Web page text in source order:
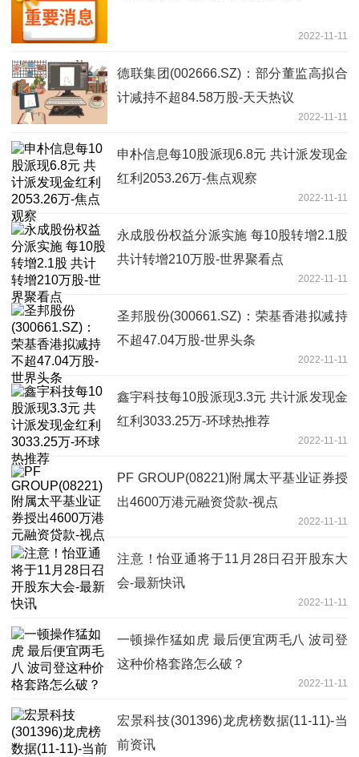
2022-11-11
德联集团(002666.SZ)：部分董监高拟合
计减持不超84.58万股-天天热议
2022-11-11
申朴信息每10股派现6.8元 共计派发现金
红利2053.26万-焦点观察
2022-11-11
永成股份权益分派实施 每10股转增2.1股
共计转增210万股-世界聚看点
2022-11-11
圣邦股份(300661.SZ)：荣基香港拟减持
不超47.04万股-世界头条
2022-11-11
鑫宇科技每10股派现3.3元 共计派发现金
红利3033.25万-环球热推荐
2022-11-11
PF GROUP(08221)附属太平基业证券授
出4600万港元融资贷款-视点
2022-11-11
注意！怡亚通将于11月28日召开股东大
会-最新快讯
2022-11-11
一顿操作猛如虎 最后便宜两毛八 波司登
这种价格套路怎么破？
2022-11-11
宏景科技(301396)龙虎榜数据(11-11)-当
前资讯